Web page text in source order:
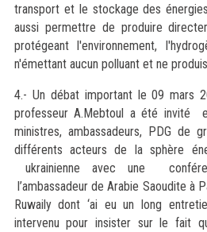
transport et le stockage des
aussi permettre de produire
protégeant l'environnement,
n'émettant aucun polluant et ne
4.- Un débat important le 09 mars
professeur A.Mebtoul a été invité
ministres, ambassadeurs, PDG de
différents acteurs de la sphère
ukrainienne avec une
l’ambassadeur de Arabie Saoudite à
Ruwaily dont ‘ai eu un long
intervenu pour insister sur le fait